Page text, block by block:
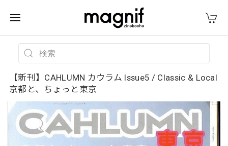
【新刊】CAHLUMN カウラム Issue5 / Classic & Local
京都と、ちょっと東京